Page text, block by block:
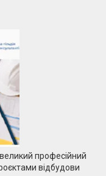
професійний
відбудови